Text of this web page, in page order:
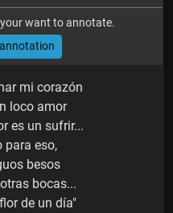
want to annotate.
mi corazón
loco amor
es un sufrir...
para eso,
besos
bocas...
de un día"